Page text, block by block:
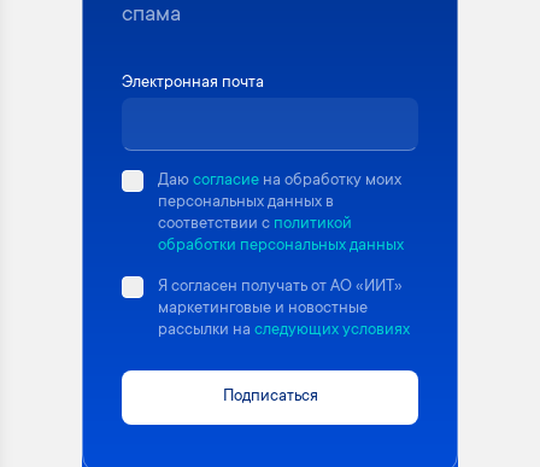
спама
Электронная почта
Даюсогласие на обработку моих
персональных данных в
соответствии с политикой
обработки персональных данных
Я согласен получать от АО «ИИТ»
маркетинговые и новостные
рассылки на следующих условиях
Подписаться